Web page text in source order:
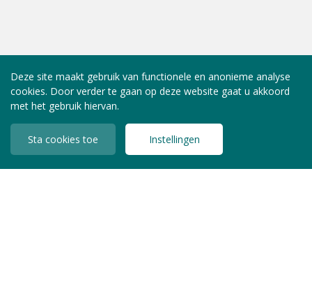
Deze site maakt gebruik van functionele en anonieme analyse
cookies. Door verder te gaan op deze website gaat u akkoord
met het gebruik hiervan.
Sta cookies toe Instellingen